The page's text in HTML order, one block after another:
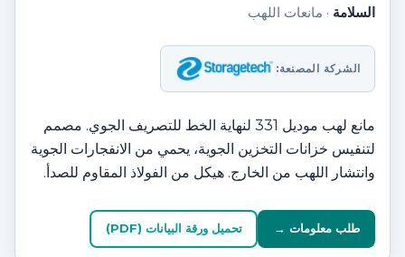
السلامة · مانعات اللهب
الشركة المصنعة:
مانع لهب موديل 331 لنهاية الخط للتصريف الجوي. مصمم
لتنفيس خزانات التخزين الجوية، يحمي من الانفجارات الجوية
وانتشار اللهب من الخارج. هيكل من الفولاذ المقاوم للصدأ.
طلب معلومات → تحميل ورقة البيانات (PDF)